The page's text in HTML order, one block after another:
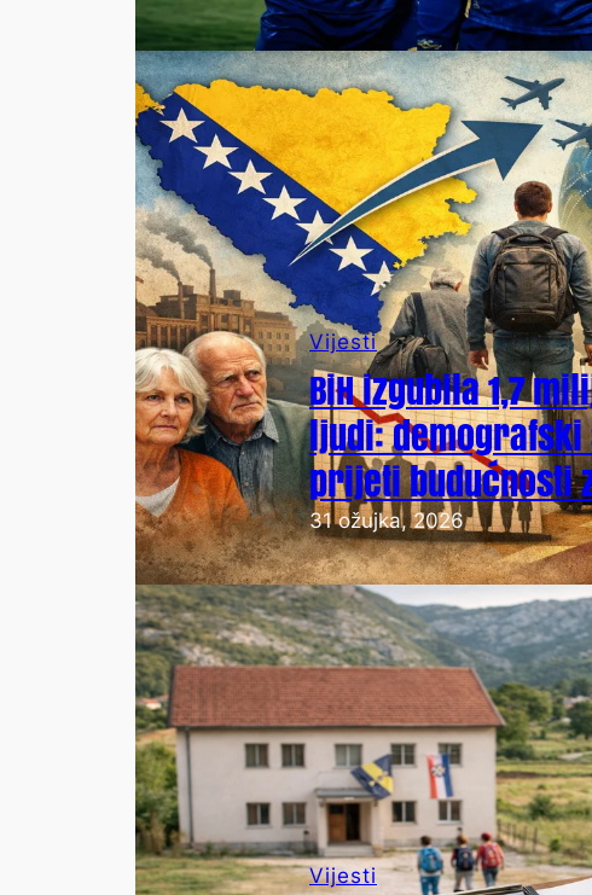
Vijesti
BiH izgubila 1,7
ljudi: demografski
prijeti budućnosti
31 ožujka, 2026
Vijesti